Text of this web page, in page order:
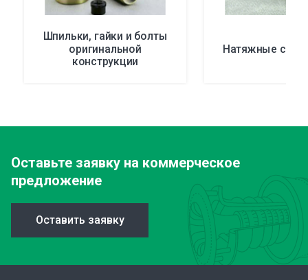
Шпильки, гайки и болты
оригинальной
конструкции
Натяжные
Оставьте заявку на коммерческое
предложение
Оставить заявку